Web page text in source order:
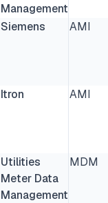
Management
Siemens
AMI
Itron
AMI
Utilities
Meter Data
Management
MDM